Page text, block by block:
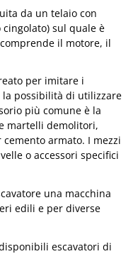
da un telaio con
sul quale è
il motore, il
per imitare i
possibilità di utilizzare
più comune è la
martelli demolitori,
armato. I mezzi
o accessori specifici
una macchina
edili e per diverse
escavatori di